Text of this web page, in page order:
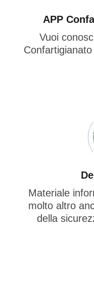
APP
Vuoi
Materiale
molto altro
della